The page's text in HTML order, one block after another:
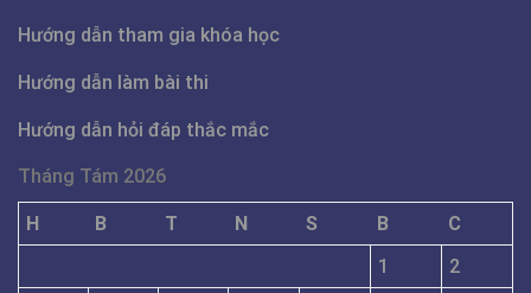
Hướng dẫn tham gia khóa học
Hướng dẫn làm bài thi
Hướng dẫn hỏi đáp thắc mắc
Tháng Tám 2026
H B T N S B
C
1
2